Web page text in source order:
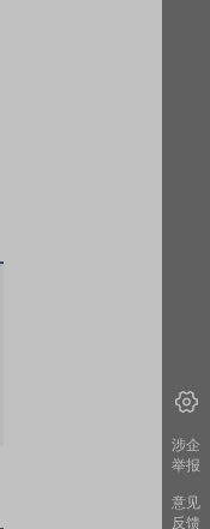
涉企
举报
意见
反馈